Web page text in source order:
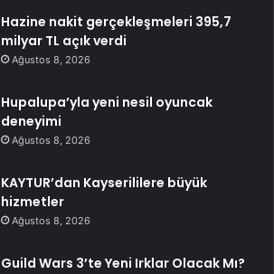
Hazine nakit gerçekleşmeleri 395,7
milyar TL açık verdi
Ağustos 8, 2026
Hupalupa’yla yeni nesil oyuncak
deneyimi
Ağustos 8, 2026
KAYTUR’dan Kayserililere büyük
hizmetler
Ağustos 8, 2026
Guild Wars 3’te Yeni Irklar Olacak Mı?